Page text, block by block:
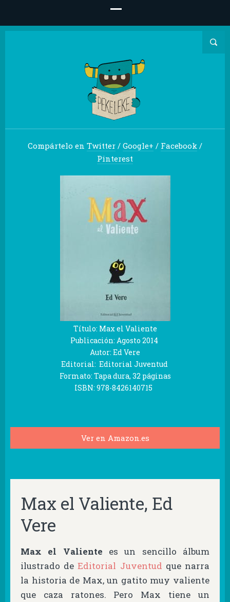
Compártelo en Twitter / Google+ / Facebook /
Pinterest
Título: Max el Valiente
Publicación: Agosto 2014
Autor: Ed Vere
Editorial: Editorial Juventud
Formato: Tapa dura, 32 páginas
ISBN: 978-8426140715
Ver en Amazon.es
Max el Valiente, Ed
Vere
Max el Valiente es un sencillo álbum
ilustrado deEditorial Juventud que narra
la historia de Max, un gatito muy valiente
que caza ratones. Pero Max tiene un